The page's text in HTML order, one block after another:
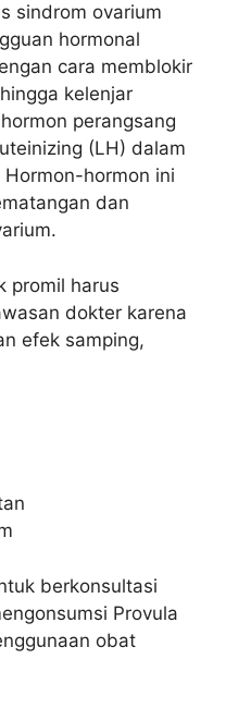
sindrom ovarium
hormonal
cara memblokir
kelenjar
perangsang
(LH) dalam
hormon ini
dan
promil harus
dokter karena
efek samping,
berkonsultasi
Provula
obat